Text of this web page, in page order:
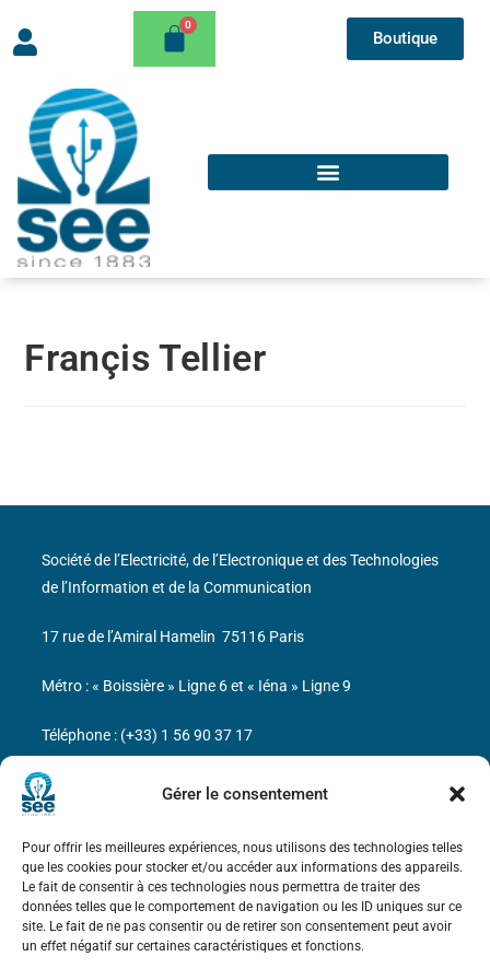
Gérer le consentement
Pour offrir les meilleures expériences, nous utilisons des technologies telles
que les cookies pour stocker et/ou accéder aux informations des appareils.
Le fait de consentir à ces technologies nous permettra de traiter des
données telles que le comportement de navigation ou les ID uniques sur ce
site. Le fait de ne pas consentir ou de retirer son consentement peut avoir
un effet négatif sur certaines caractéristiques et fonctions.
Boutique
Françis Tellier
Bicentenaire des découvertes d’André-
Marie Ampère
Mentions légales
Société de l’Electricité, de l’Electronique et des Technologies
de l’Information et de la Communication
17 rue de l’Amiral Hamelin 75116 Paris
Métro : « Boissière » Ligne 6 et « Iéna » Ligne 9
Téléphone : (+33) 1 56 90 37 17
N° de SIREN : 785 393 232, Code APE : 9412Z TVA intra-
communautaire : FR44 785 393 232